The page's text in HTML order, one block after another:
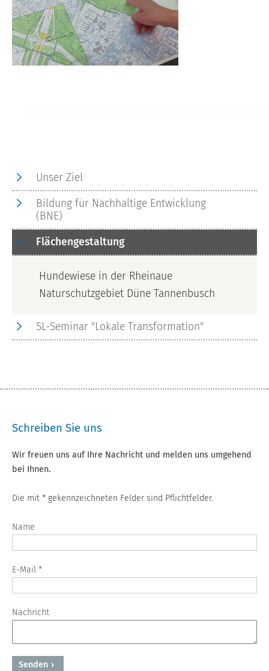
Unser Ziel
Bildung für Nachhaltige Entwicklung
(BNE)
Flächengestaltung
Hundewiese in der Rheinaue
Naturschutzgebiet Düne Tannenbusch
SL-Seminar "Lokale Transformation"
Schreiben Sie uns
Wir freuen uns auf Ihre Nachricht und melden uns umgehend
bei Ihnen.
Die mit * gekennzeichneten Felder sind Pflichtfelder.
Name
E-Mail *
Nachricht
Senden